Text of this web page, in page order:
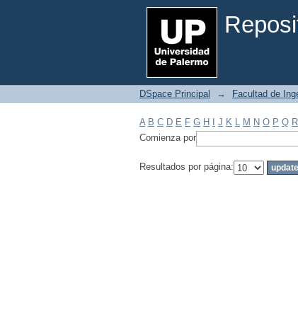
Filtrar por: Materia
DSpace Principal → Facultad de
A B C D E F G H J K L M N O P Q R
Comienza por
Resultados por página: